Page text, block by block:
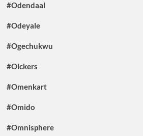
#Odendaal
#Odeyale
#Ogechukwu
#Olckers
#Omenkart
#Omido
#Omnisphere